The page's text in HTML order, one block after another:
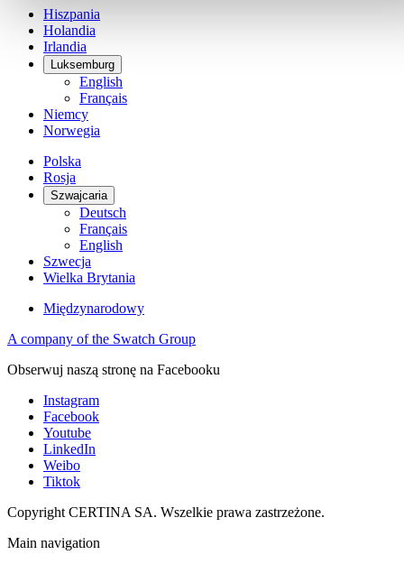
Hiszpania
Holandia
Irlandia
Luksemburg
English
Français
Niemcy
Norwegia
Polska
Rosja
Szwajcaria
Deutsch
Français
English
Szwecja
Wielka Brytania
Międzynarodowy
A company of the Swatch Group
Obserwuj naszą stronę na Facebooku
Instagram
Facebook
Youtube
LinkedIn
Weibo
Tiktok
Copyright CERTINA SA. Wszelkie prawa zastrzeżone.
Main navigation